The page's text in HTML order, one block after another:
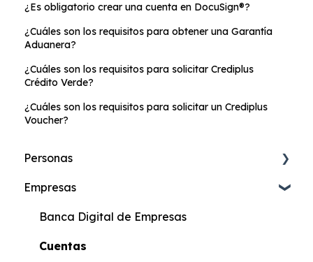
¿Es obligatorio crear una cuenta en DocuSign®?
¿Cuáles son los requisitos para obtener una Garantía
Aduanera?
¿Cuáles son los requisitos para solicitar Crediplus
Crédito Verde?
¿Cuáles son los requisitos para solicitar un Crediplus
Voucher?
Personas
Cuenta de Ahorros Online
Cuenta Más Online
Cuenta Ahorros
Empresas
Banca Digital de Empresas
Cuentas